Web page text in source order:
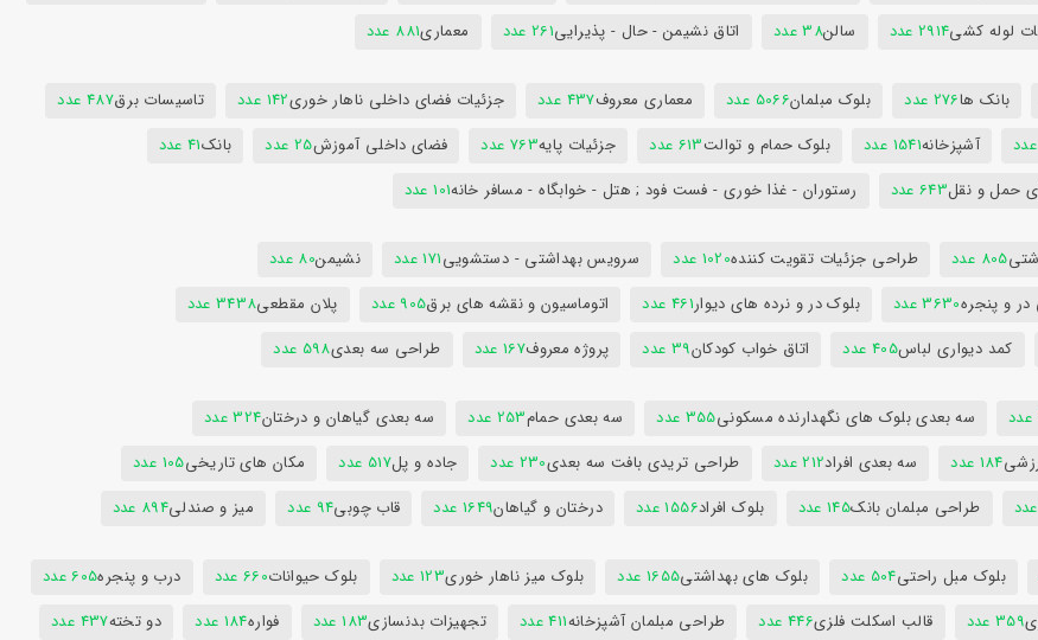
لوله کشی2914 عدد سالن38 عدد اتاق نشیمن - حال - پذیرایی261 عدد معماری881 عدد
بانک ها276 عدد بلوک مبلمان5066 عدد معماری معروف437 عدد جزئیات فضای داخلی ناهار خوری142 عدد تاسیسات برق487 عدد
آشپزخانه1541 عدد بلوک حمام و توالت613 عدد جزئیات پایه763 عدد فضای داخلی آموزش25 عدد بانک41 عدد
حمل و نقل643 عدد رستوران - غذا خوری - فست فود ; هتل - خوابگاه - مسافر خانه101 عدد
805 عدد طراحی جزئیات تقویت کننده1020 عدد سرویس بهداشتی - دستشویی171 عدد نشیمن80 عدد
و پنجره3630 عدد بلوک در و نرده های دیوار461 عدد اتوماسیون و نقشه های برق905 عدد پلان مقطعی3438 عدد
کمد دیواری لباس405 عدد اتاق خواب کودکان39 عدد پروژه معروف167 عدد طراحی سه بعدی598 عدد
سه بعدی بلوک های نگهدارنده مسکونی355 عدد سه بعدی حمام253 عدد سه بعدی گیاهان و درختان324 عدد
184 عدد سه بعدی افراد212 عدد طراحی تریدی بافت سه بعدی230 عدد جاده و پل517 عدد مکان های تاریخی105 عدد
طراحی مبلمان بانک145 عدد بلوک افراد1556 عدد درختان و گیاهان1649 عدد قاب چوبی94 عدد میز و صندلی894 عدد
بلوک مبل راحتی504 عدد بلوک های بهداشتی1655 عدد بلوک میز ناهار خوری123 عدد بلوک حیوانات660 عدد درب و پنجره605 عدد
359 عدد قالب اسکلت فلزی446 عدد طراحی مبلمان آشپزخانه411 عدد تجهیزات بدنسازی183 عدد فواره184 عدد دو تخته437 عدد